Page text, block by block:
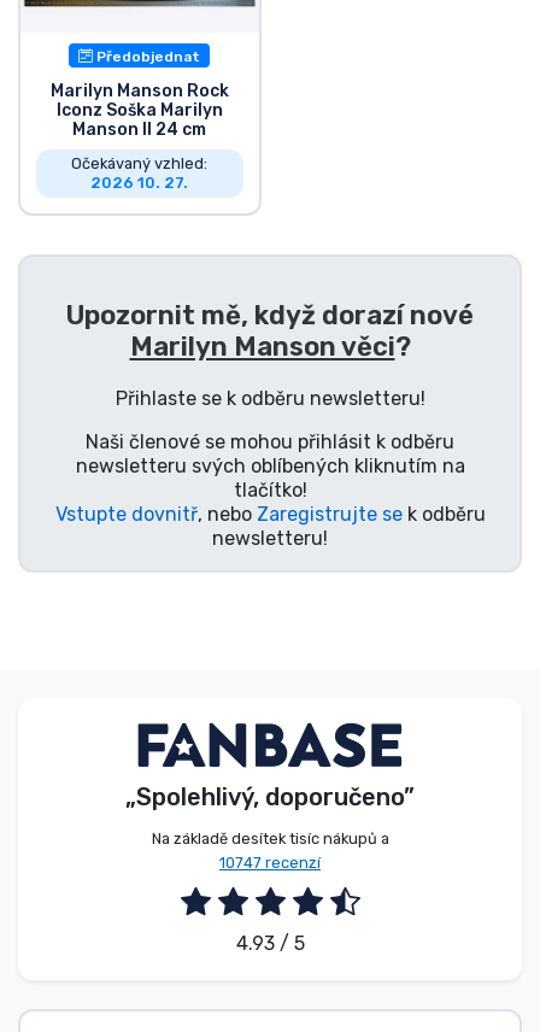
Předobjednat
Marilyn Manson Rock
Iconz Soška Marilyn
Manson II 24 cm
Očekávaný vzhled:
2026 10. 27.
Upozornit mě, když dorazí nové
Marilyn Manson věci?
Přihlaste se k odběru newsletteru!
Naši členové se mohou přihlásit k odběru
newsletteru svých oblíbených kliknutím na
tlačítko!
Vstupte dovnitř, nebo Zaregistrujte sek odběru
newsletteru!
„Spolehlivý, doporučeno”
Na základě desítek tisíc nákupů a
10747 recenzí
4.93 / 5
Úžasné věci
Anime věci
Hráčské věci
Sportovní věci
Značky